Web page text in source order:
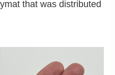
that was distributed